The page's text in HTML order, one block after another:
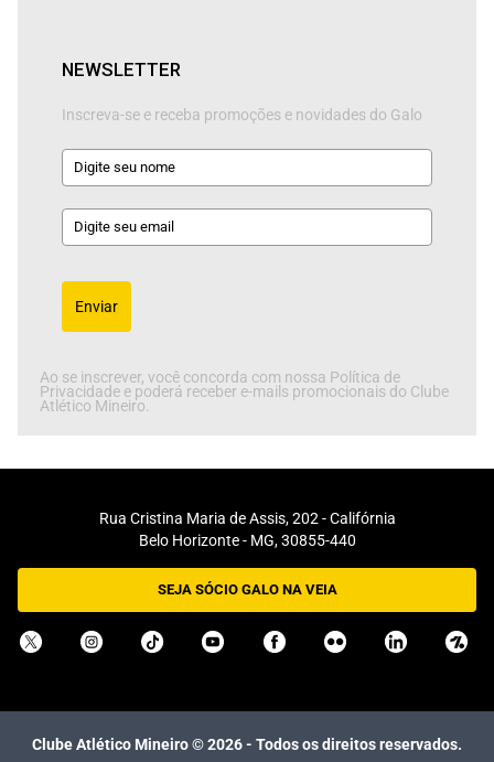
NEWSLETTER
Inscreva-se e receba promoções e novidades do Galo
Enviar
Ao se inscrever, você concorda com nossa Política de
Privacidade e poderá receber e-mails promocionais do Clube
Atlético Mineiro.
Rua Cristina Maria de Assis, 202 - Califórnia
Belo Horizonte - MG, 30855-440
SEJA SÓCIO GALO NA VEIA
Clube Atlético Mineiro ©2026- Todos os direitos reservados.